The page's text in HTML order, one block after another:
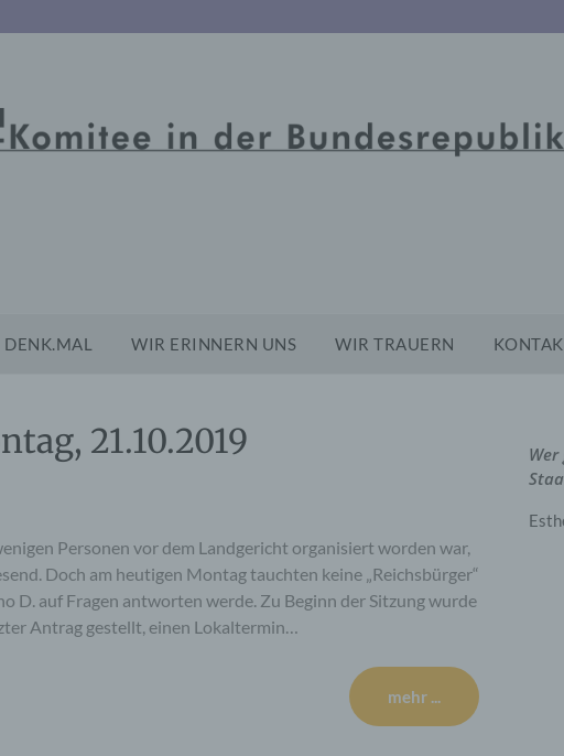
DENK.MAL WIR ERINNERN UNS WIR TRAUERN
21.10.2019
Personen vor dem Landgericht organisiert worden war,
Doch am heutigen Montag tauchten keine „Reichsbürger“
D. auf Fragen antworten werde. Zu Beginn der Sitzung wurde
Antrag gestellt, einen Lokaltermin…
mehr ...